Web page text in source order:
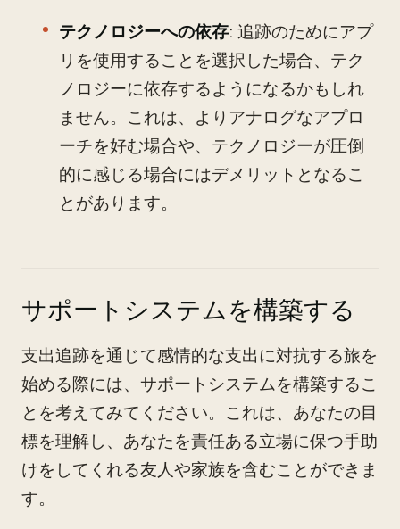
テクノロジーへの依存: 追跡のためにアプ
リを使用することを選択した場合、テク
ノロジーに依存するようになるかもしれ
ません。これは、よりアナログなアプロ
ーチを好む場合や、テクノロジーが圧倒
的に感じる場合にはデメリットとなるこ
とがあります。
サポートシステムを構築する
支出追跡を通じて感情的な支出に対抗する旅を
始める際には、サポートシステムを構築するこ
とを考えてみてください。これは、あなたの目
標を理解し、あなたを責任ある立場に保つ手助
けをしてくれる友人や家族を含むことができま
す。